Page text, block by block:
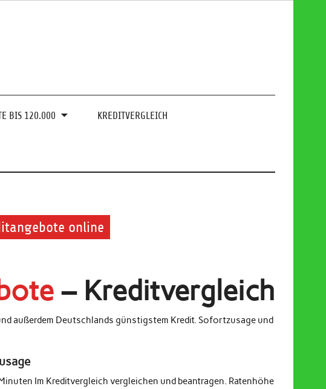
BIS 120.000 KREDITVERGLEICH
online
– Kreditvergleich
außerdem Deutschlands günstigstem Kredit. Sofortzusage und
Im Kreditvergleich vergleichen und beantragen. Ratenhöhe